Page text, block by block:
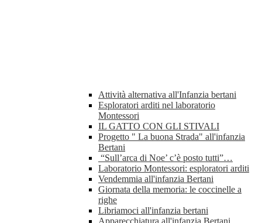
Attività alternativa all'Infanzia bertani
Esploratori arditi nel laboratorio
Montessori
IL GATTO CON GLI STIVALI
Progetto " La buona Strada" all'infanzia
Bertani
“Sull’arca di Noe’ c’è posto tutti”…
Laboratorio Montessori: esploratori arditi
Vendemmia all'infanzia Bertani
Giornata della memoria: le coccinelle a
righe
Libriamoci all'infanzia bertani